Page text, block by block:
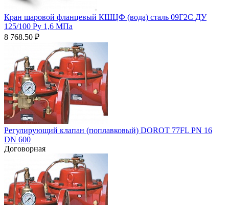
Кран шаровой фланцевый КШЦФ (вода) сталь 09Г2С ДУ
125/100 Ру 1,6 МПа
8 768.50 ₽
Регулирующий клапан (поплавковый) DOROT 77FL PN 16
DN 600
Договорная